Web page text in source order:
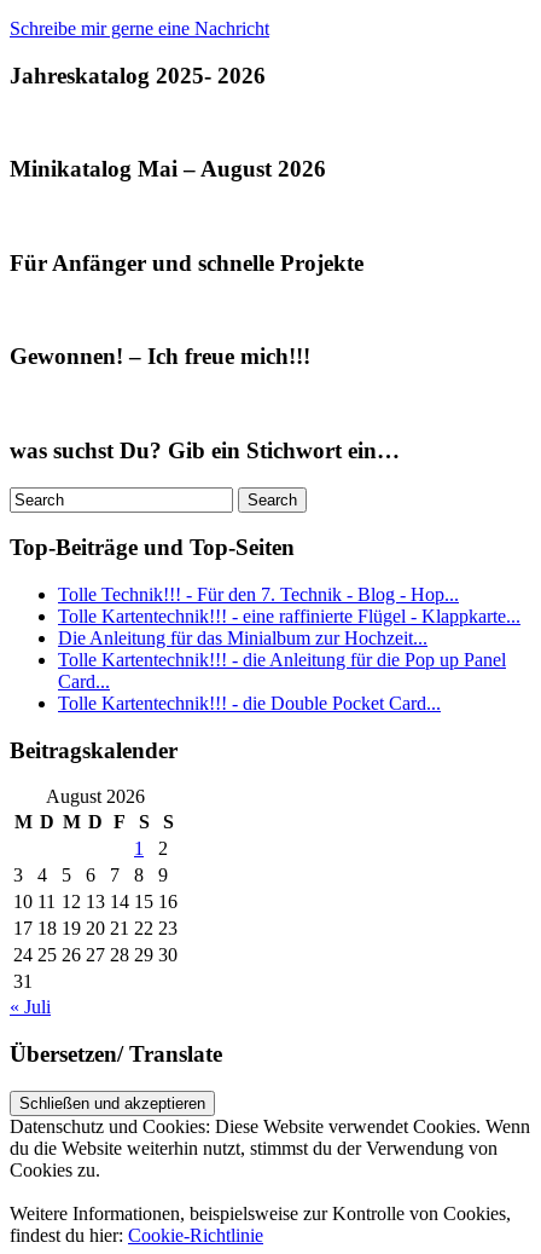
Schreibe mir gerne eine Nachricht
Jahreskatalog 2025- 2026
Minikatalog Mai – August 2026
Für Anfänger und schnelle Projekte
Gewonnen! – Ich freue mich!!!
was suchst Du? Gib ein Stichwort ein…
Top-Beiträge und Top-Seiten
Tolle Technik!!! - Für den 7. Technik - Blog - Hop...
Tolle Kartentechnik!!! - eine raffinierte Flügel - Klappkarte...
Die Anleitung für das Minialbum zur Hochzeit...
Tolle Kartentechnik!!! - die Anleitung für die Pop up Panel
Card...
Tolle Kartentechnik!!! - die Double Pocket Card...
Beitragskalender
August 2026
M D M D F S
S
1
2
3
4 5 6 7 8
9
10 11 12 13 14 15 16
17 18 19 20 21 22 23
24 25 26 27 28 29 30
31
« Juli
Übersetzen/ Translate
Datenschutz und Cookies: Diese Website verwendet Cookies. Wenn
du die Website weiterhin nutzt, stimmst du der Verwendung von
Cookies zu.
Weitere Informationen, beispielsweise zur Kontrolle von Cookies,
findest du hier: Cookie-Richtlinie